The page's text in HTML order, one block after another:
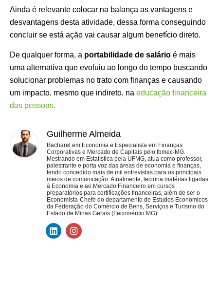
Ainda é relevante colocar na balança as vantagens e
desvantagens desta atividade, dessa forma conseguindo
concluir se está ação vai causar algum benefício direto.
De qualquer forma, a portabilidade de salário é mais
uma alternativa que evoluiu ao longo do tempo buscando
solucionar problemas no trato com finanças e causando
um impacto, mesmo que indireto, na educação financeira
das pessoas.
Guilherme Almeida
Bacharel em Economia e Especialista em Finanças
Corporativas e Mercado de Capitais pelo Ibmec-MG.
Mestrando em Estatística pela UFMG, atua como professor,
palestrante e porta voz das áreas de economia e finanças,
tendo concedido mais de mil entrevistas para os principais
meios de comunicação. Atualmente, leciona matérias ligadas
à Economia e ao Mercado Financeiro em cursos
preparatórios para certificações financeiras, além de ser o
Economista-Chefe do departamento de Estudos Econômicos
da Federação do Comércio de Bens, Serviços e Turismo do
Estado de Minas Gerais (Fecomércio MG).